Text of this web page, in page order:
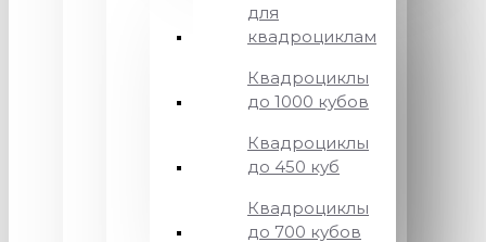
для
квадроциклам
Квадроциклы
до 1000 кубов
Квадроциклы
до 450 куб
Квадроциклы
до 700 кубов